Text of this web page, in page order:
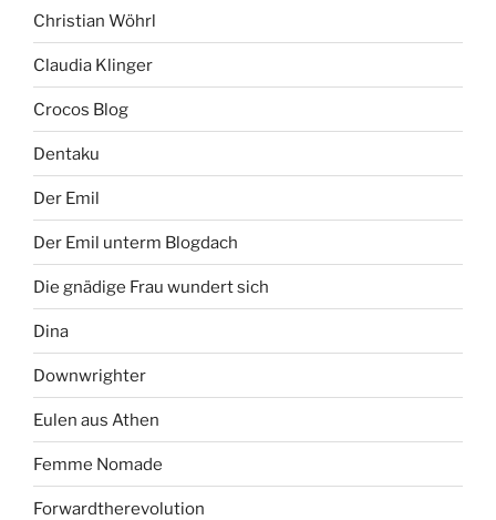
Christian Wöhrl
Claudia Klinger
Crocos Blog
Dentaku
Der Emil
Der Emil unterm Blogdach
Die gnädige Frau wundert sich
Dina
Downwrighter
Eulen aus Athen
Femme Nomade
Forwardtherevolution